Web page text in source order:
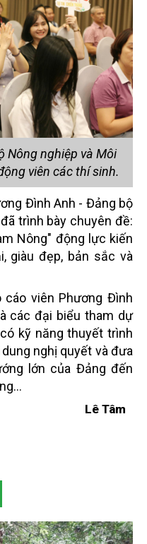
Nông nghiệp và Môi
viên các thí sinh.
Đình Anh - Đảng bộ
trình bày chuyên đề:
Nông" động lực kiến
giàu đẹp, bản sắc và
cáo viên Phương Đình
các đại biểu tham dự
kỹ năng thuyết trình
nghị quyết và đưa
lớn của Đảng đến
Lê Tâm